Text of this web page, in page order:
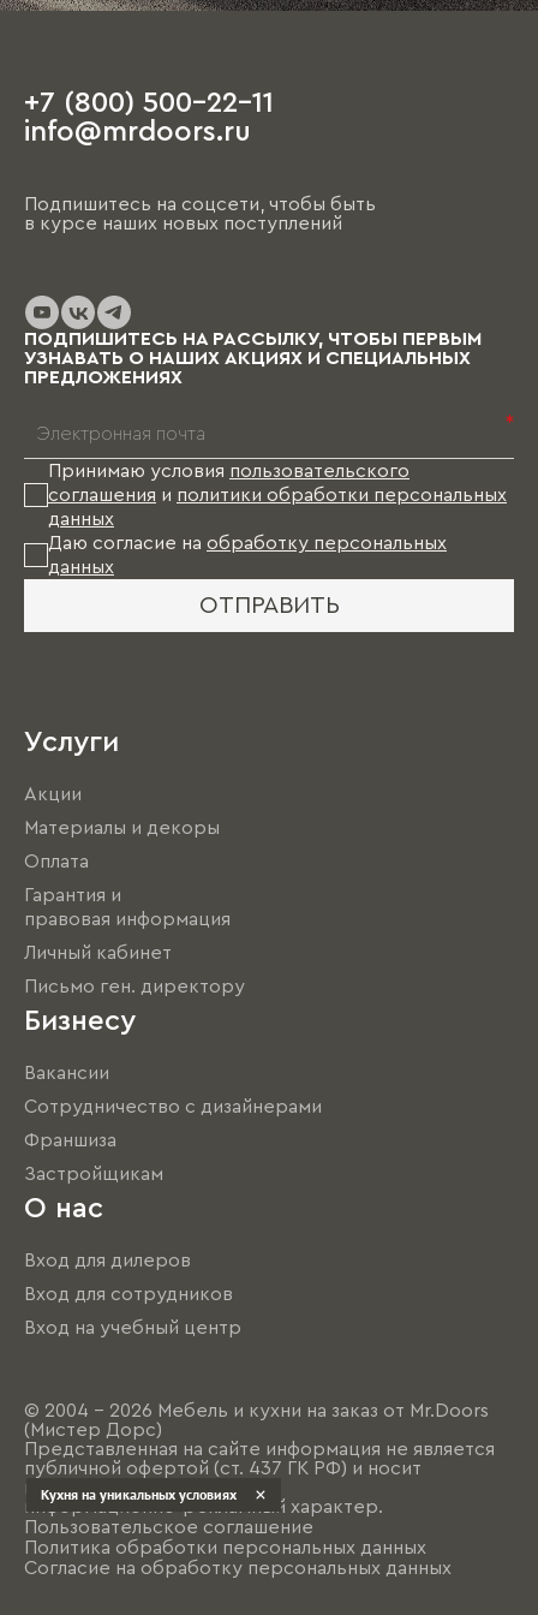
На этапе чистовой отделки дизайнер
выезжает на объект и предлагает вариант,
стен, напольные покрытия и т.д. При этом
необходимо помнить, что на отрисовку,
обсуждение и согласование проекта и на
выбранных материалов и коллекции), и какое-
то время Вам в этом случае придется пожить
без мебели.
+7 (800) 500-22-11
info@mrdoors.ru
Подпишитесь на соцсети, чтобы быть
в курсе наших новых поступлений
ПОДПИШИТЕСЬ НА РАССЫЛКУ, ЧТОБЫ ПЕРВЫМ
УЗНАВАТЬ О НАШИХ АКЦИЯХ И СПЕЦИАЛЬНЫХ
ПРЕДЛОЖЕНИЯХ
*
Принимаю условия пользовательского
соглашения и политики обработки персональных
данных
Даю согласие на обработку персональных
данных
ОТПРАВИТЬ
Услуги
Акции
Материалы и декоры
Оплата
Гарантия и
правовая информация
Личный кабинет
Письмо ген. директору
Бизнесу
Вакансии
Сотрудничество с дизайнерами
Франшиза
Застройщикам
О нас
Вход для дилеров
Вход для сотрудников
Вход на учебный центр
© 2004 - 2026 Мебель и кухни на заказ от Mr.Doors
(Мистер Дорс)
Представленная на сайте информация не является
публичной офертой (ст. 437 ГК РФ) и носит
исключительно
информационно-рекламный характер.
Пользовательское соглашение
Политика обработки персональных данных
Согласие на обработку персональных данных
Кухня на уникальных условиях